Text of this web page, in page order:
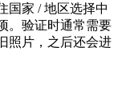
国家 / 地区选择中
。验证时通常需要
照片，之后还会进